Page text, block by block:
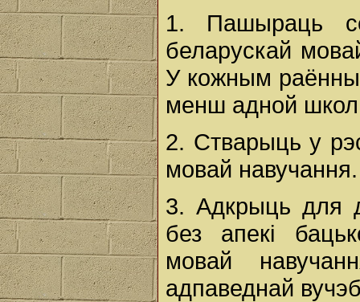
1. Пашыраць
беларускай
У кожным
менш адной
2. Стварыць у
мовай навучання.
3. Адкрыць для
без апекі
мовай
адпаведнай